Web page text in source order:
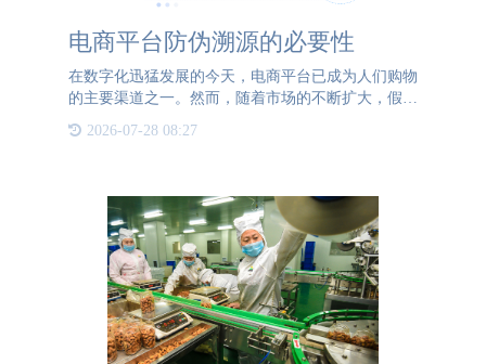
电商平台防伪溯源的必要性
在数字化迅猛发展的今天，电商平台已成为人们购物
的主要渠道之一。然而，随着市场的不断扩大，假冒
誉乃至整个市场秩序都构成了严重威胁。因此，电商
2026-07-28 08:27